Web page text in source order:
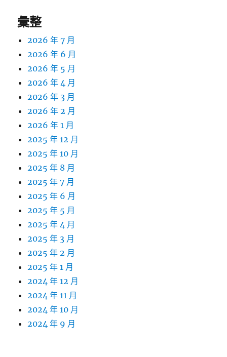
彙整
2026 年 7 月
2026 年 6 月
2026 年 5 月
2026 年 4 月
2026 年 3 月
2026 年 2 月
2026 年 1 月
2025 年 12 月
2025 年 10 月
2025 年 8 月
2025 年 7 月
2025 年 6 月
2025 年 5 月
2025 年 4 月
2025 年 3 月
2025 年 2 月
2025 年 1 月
2024 年 12 月
2024 年 11 月
2024 年 10 月
2024 年 9 月